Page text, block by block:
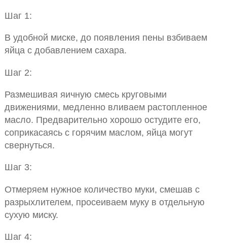
Шаг 1:
В удобной миске, до появления пены взбиваем
яйца с добавлением сахара.
Шаг 2:
Размешивая яичную смесь круговыми
движениями, медленно вливаем растопленное
масло. Предварительно хорошо остудите его,
соприкасаясь с горячим маслом, яйца могут
свернуться.
Шаг 3:
Отмеряем нужное количество муки, смешав с
разрыхлителем, просеиваем муку в отдельную
сухую миску.
Шаг 4: